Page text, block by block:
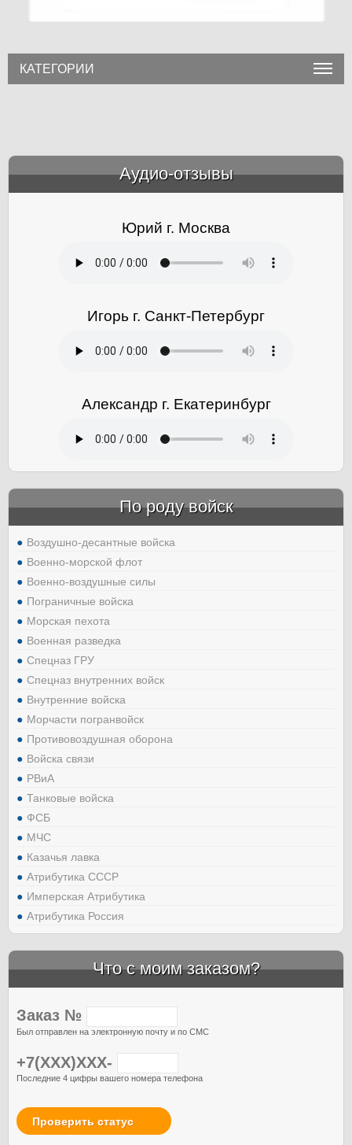
КАТЕГОРИИ
Аудио-отзывы
Юрий г. Москва
Игорь г. Санкт-Петербург
Александр г. Екатеринбург
По роду войск
Воздушно-десантные войска
Военно-морской флот
Военно-воздушные силы
Пограничные войска
Морская пехота
Военная разведка
Спецназ ГРУ
Спецназ внутренних войск
Внутренние войска
Морчасти погранвойск
Противовоздушная оборона
Войска связи
РВиА
Танковые войска
ФСБ
МЧС
Казачья лавка
Атрибутика СССР
Имперская Атрибутика
Атрибутика Россия
Что с моим заказом?
Заказ №
Был отправлен на электронную почту и по СМС
+7(XXX)XXX-
Последние 4 цифры вашего номера телефона
Проверить статус